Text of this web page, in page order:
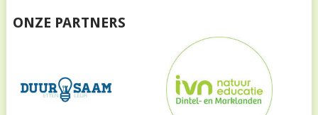
ONZE PARTNERS